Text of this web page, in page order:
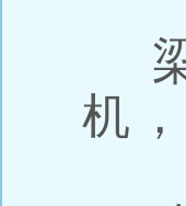
梁
机